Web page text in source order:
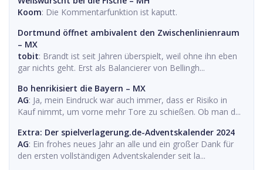
Koom: Die Kommentarfunktion ist kaputt.
Dortmund öffnet ambivalent den Zwischenlinienraum
– MX
tobit: Brandt ist seit Jahren überspielt, weil ohne ihn eben
gar nichts geht. Erst als Balancierer von Bellingh...
Bo henrikisiert die Bayern – MX
AG: Ja, mein Eindruck war auch immer, dass er Risiko in
Kauf nimmt, um vorne mehr Tore zu schießen. Ob man d...
Extra: Der spielverlagerung.de-Adventskalender 2024
AG: Ein frohes neues Jahr an alle und ein großer Dank für
den ersten vollständigen Adventskalender seit la...